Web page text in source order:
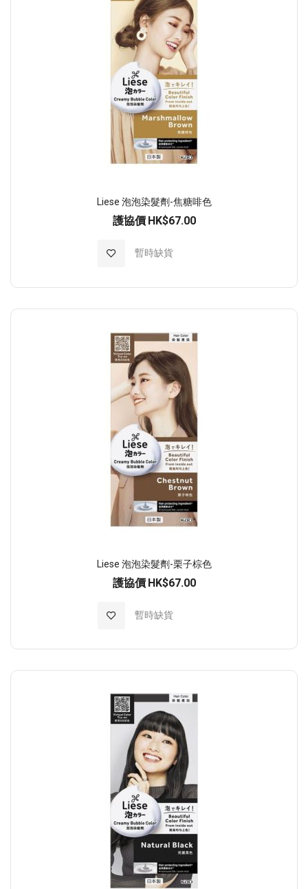
Liese 泡泡染髮劑-焦糖啡色
護協價 HK$67.00
暫時缺貨
加入至願望清單
Liese 泡泡染髮劑-栗子棕色
護協價 HK$67.00
暫時缺貨
加入至願望清單